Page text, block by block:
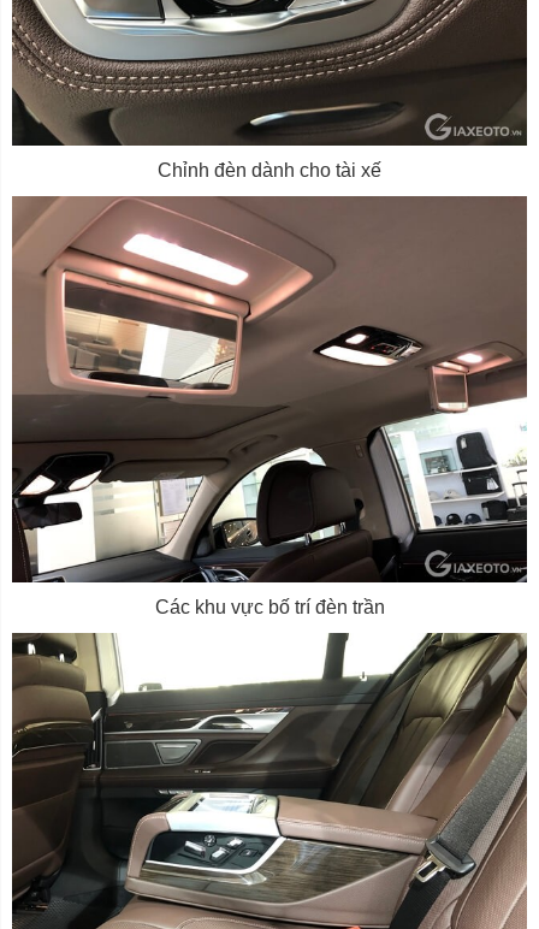
Chỉnh đèn dành cho tài xế
Các khu vực bố trí đèn trần